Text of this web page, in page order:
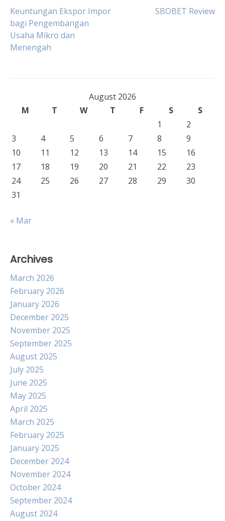
Post
navigation
Keuntungan Ekspor Impor
bagi Pengembangan
Usaha Mikro dan
Menengah
SBOBET Review
August 2026
M
T W T F S
S
1
2
3
4 5 6 7 8
9
10
11 12 13 14 15
16
17
18 19 20 21 22
23
24
25 26 27 28 29
30
31
« Mar
Archives
March 2026
February 2026
January 2026
December 2025
November 2025
September 2025
August 2025
July 2025
June 2025
May 2025
April 2025
March 2025
February 2025
January 2025
December 2024
November 2024
October 2024
September 2024
August 2024